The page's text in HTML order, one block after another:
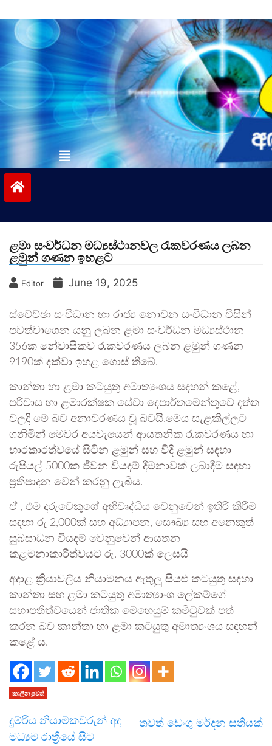
to
contentvinivida.lk
ළමා සංවර්ධන මධ්‍යස්ථානවල රැකවරණය ලබන
ළමුන් ගණන ඉහළට
Editor June 19, 2025
ස්වේච්ඡා සංවිධාන හා රාජ්‍ය නොවන සංවිධාන විසින්
පවත්වාගෙන යනු ලබන ළමා සංවර්ධන මධ්‍යස්ථාන
356ක නේවාසිකව රැකවරණය ලබන ළමුන් ගණන
9190ක් දක්වා ඉහළ ගොස් තිබේ.
කාන්තා හා ළමා කටයුතු අමාත්‍යංශය සඳහන් කළේ,
පරිවාස හා ළමාරක්ෂක සේවා දෙපාර්තමේන්තුවේ දත්ත
වලදි මේ බව අනාවරණය වූ බවයි.මෙය සැළකිල්ලට
ගනිමින් මෙවර අයවැයෙන් ආයතනික රැකවරණය හා
භාරකාරත්වයේ සිටින ළමුන් සහ වීදි ළමුන් සඳහා
රුපියල් 5000ක ජීවන වියදම් දීමනාවක් ලබාදීම සඳහා
ප්‍රතිපාදන වෙන් කරනු ලැබීය.
ඒ , එම දරුවෙකුගේ අහිවෘද්ධිය වෙනුවෙන් ඉතිරි කිරීම
සඳහා රු 2,000ක් සහ අධ්‍යාපන, සෞඛ්‍ය සහ අනෙකුත්
සුබසාධන වියදම් වෙනුවෙන් ආයතන
කළමනාකාරීත්වයට රු. 3000ක් ලෙසයි
අදාළ ක්‍රියාවලිය නියාමනය ඇතුලු සියළු කටයුතු සඳහා
කාන්තා සහ ළමා කටයුතු අමාත්‍යාංශ ලේකම්ගේ
සභාපතිත්වයෙන් ජාතික මෙහෙයුම් කමිටුවක් පත්
කරන බව කාන්තා හා ළමා කටයුතු අමාත්‍යංශය සඳහන්
කළේ ය.
කාලීන පුවත්
දුම්රිය නියාමකවරුන් අද
මධ්‍යම රාත්‍රියේ සිට
තවත් ඩෙංගු මර්දන සතියක්